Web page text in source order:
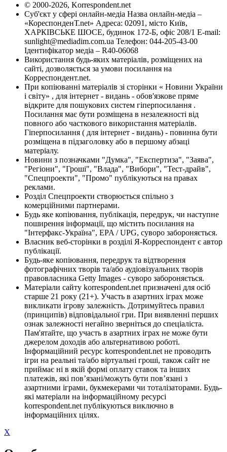
© 2000-2026, Korrespondent.net
Суб'єкт у сфері онлайн-медіа Назва онлайн-медіа –
«КореспонденТ.net» Адреса: 02091, місто Київ,
ХАРКІВСЬКЕ ШОСЕ, будинок 172-Б, офіс 208/1 E-mail:
sunlight@mediadim.com.ua Телефон: 044-205-43-00
Ідентифікатор медіа – R40-06068
Використання будь-яких матеріалів, розміщених на
сайті, дозволяється за умови посилання на
Корреспондент.net.
При копіюванні матеріалів зі сторінки « Новини України
і світу» , для інтернет - видань - обов'язкове пряме
відкрите для пошукових систем гіперпосилання .
Посилання має бути розміщена в незалежності від
повного або часткового використання матеріалів.
Гіперпосилання ( для інтернет - видань) - повинна бути
розміщена в підзаголовку або в першому абзаці
матеріалу.
Новини з позначками "Думка", "Експертиза", "Заява",
"Регіони", "Гроші", "Влада", "Вибори", "Тест-драйв",
"Спецпроекти", "Промо" публікуються на правах
реклами.
Розділ Спецпроекти створюється спільно з
комерційними партнерами.
Будь яке копіювання, публікація, передрук, чи наступне
поширення інформації, що містить посилання на
"Інтерфакс-Україна", EPA / UPG, суворо забороняється.
Власник веб-сторінки в розділі Я-Корреспондент є автор
публікації.
Будь-яке копіювання, передрук та відтворення
фотографічних творів та/або аудіовізуальних творів
правовласника Getty Images - суворо забороняється.
Матеріали сайту korrespondent.net призначені для осіб
старше 21 року (21+). Участь в азартних іграх може
викликати ігрову залежність. Дотримуйтесь правил
(принципів) відповідальної гри. При виявленні перших
ознак залежності негайно зверніться до спеціаліста.
Пам'ятайте, що участь в азартних іграх не може бути
джерелом доходів або альтернативою роботі.
Інформаційний ресурс korrespondent.net не проводить
ігри на реальні та/або віртуальні гроші, також сайт не
приймає ні в якій формі оплату ставок та інших
платежів, які пов’язані/можуть бути пов’язані з
азартними іграми, букмекерами чи тоталізаторами. Будь-
які матеріали на інформаційному ресурсі
korrespondent.net публікуються виключно в
інформаційних цілях.
X